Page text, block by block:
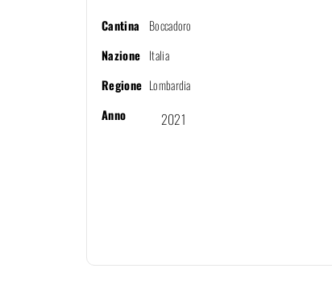
Cantina
Boccadoro
Nazione Italia
Regione Lombardia
Anno
2021